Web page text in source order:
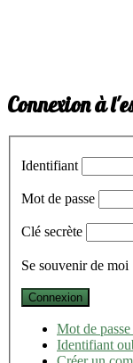
Connexion à
Identifiant
Mot de passe
Clé secrète
Se souvenir de moi
Mot de
Identifiant